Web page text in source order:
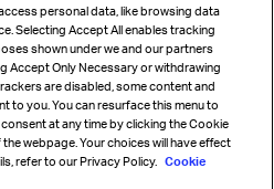
personal data, like browsing data
Selecting Accept All enables tracking
shown under we and our partners
Accept Only Necessary or withdrawing
are disabled, some content and
to you. You can resurface this menu to
at any time by clicking the Cookie
webpage. Your choices will have effect
refer to our Privacy Policy. Cookie